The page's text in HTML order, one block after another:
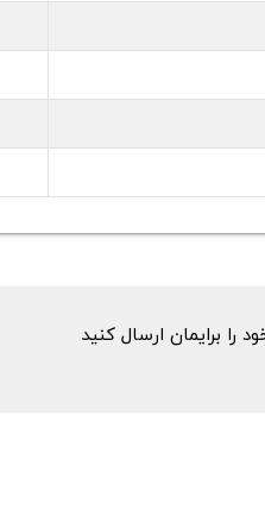
برایمان ارسال کنید